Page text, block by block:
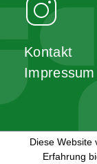
Kontakt
Impressum
Diese Website
Erfahrung